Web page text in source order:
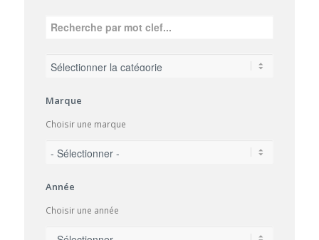
Marque
Choisir une marque
Année
Choisir une année